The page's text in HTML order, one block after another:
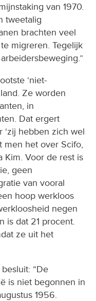
van 1970.
tweetalig
brachten veel
migreren. Tegelijk
‘niet-
Ze worden
in
Dat ergert
‘zij hebben zich wel
men het over Scifo,
Kim. Voor de rest is
geen
van vooral
hoop werkloos
negen
is dat 21 procent.
ze uit het
“De
is niet begonnen in
1956.